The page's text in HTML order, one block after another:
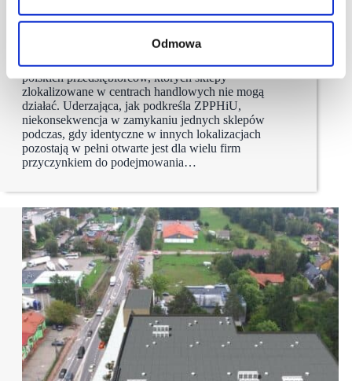
Odmowa
które respektując obowiązujące przepisy, pozwolą
Lockdown po raz czwarty już doświadcza dotkliwie
polskich przedsiębiorców, których sklepy
zlokalizowane w centrach handlowych nie mogą
działać. Uderzająca, jak podkreśla ZPPHiU,
niekonsekwencja w zamykaniu jednych sklepów
podczas, gdy identyczne w innych lokalizacjach
pozostają w pełni otwarte jest dla wielu firm
przyczynkiem do podejmowania…